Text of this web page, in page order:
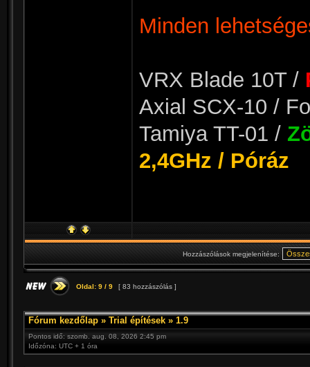
Minden
VRX Blade 10T /
Axial SCX-10 /
Tamiya TT-01 /
2,4GHz / Póráz
Hozzászólások megjelenítése:
Oldal: 9 / 9 [ 83 hozzászólás ]
Fórum kezdőlap » Trial építések » 1.9
Pontos idő: szomb. aug. 08, 2026 2:45 pm
Időzóna: UTC + 1 óra